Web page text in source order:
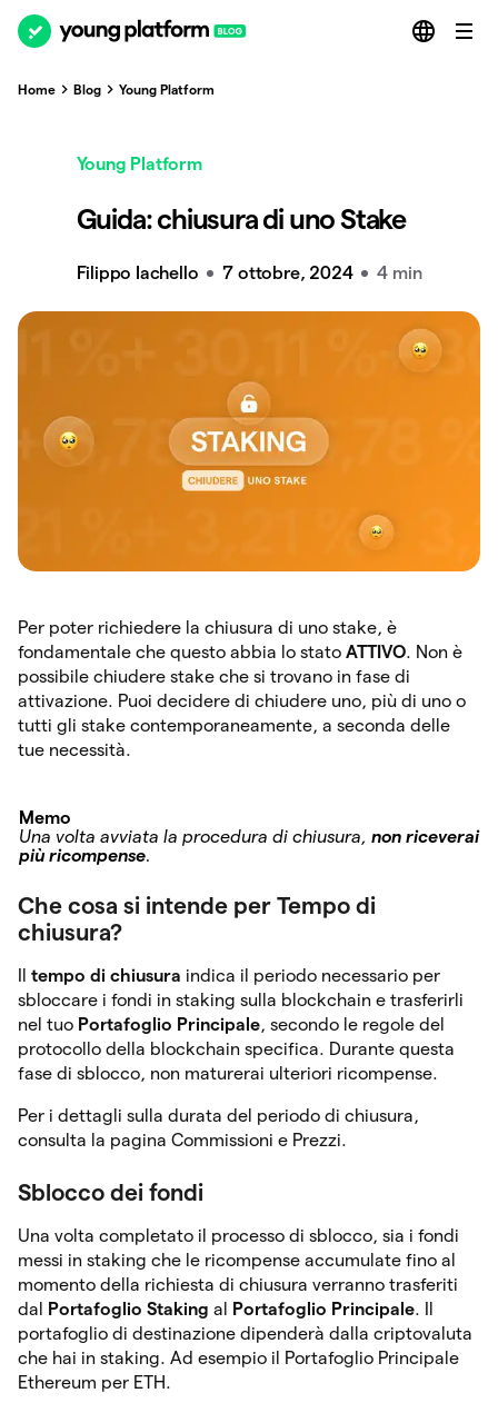
Home Blog Young Platform
Young Platform
Guida: chiusura di uno Stake
Filippo Iachello 7 ottobre, 2024 4 min
Per poter richiedere la chiusura di uno stake, è
fondamentale che questo abbia lo stato ATTIVO. Non è
possibile chiudere stake che si trovano in fase di
attivazione. Puoi decidere di chiudere uno, più di uno o
tutti gli stake contemporaneamente, a seconda delle
tue necessità.
Memo
Una volta avviata la procedura di chiusura, non riceverai
più ricompense.
Che cosa si intende per Tempo di
chiusura?
tempo di chiusura indica il periodo necessario per
sbloccare i fondi in staking sulla blockchain e trasferirli
nel tuo Portafoglio Principale, secondo le regole del
protocollo della blockchain specifica. Durante questa
fase di sblocco, non maturerai ulteriori ricompense.
Per i dettagli sulla durata del periodo di chiusura,
consulta la pagina Commissioni e Prezzi.
Sblocco dei fondi
Una volta completato il processo di sblocco, sia i fondi
messi in staking che le ricompense accumulate fino al
momento della richiesta di chiusura verranno trasferiti
dal
Portafoglio Staking al Portafoglio Principale. Il
portafoglio di destinazione dipenderà dalla criptovaluta
che hai in staking. Ad esempio il Portafoglio Principale
Ethereum per ETH.